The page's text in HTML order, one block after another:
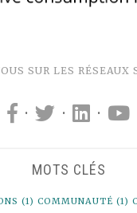
SUR LES RÉSEAUX
· · ·
MOTS CLÉS
(1) COMMUNAUTÉ (1)